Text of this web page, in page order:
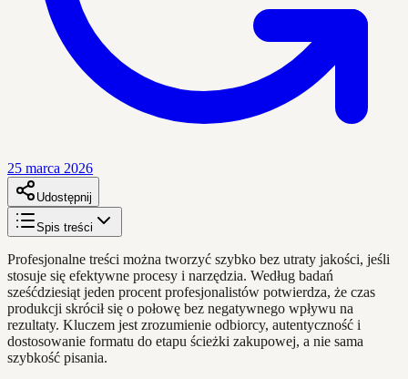
25 marca 2026
Udostępnij
Spis treści
Profesjonalne treści można tworzyć szybko bez utraty jakości, jeśli
stosuje się efektywne procesy i narzędzia. Według badań
sześćdziesiąt jeden procent profesjonalistów potwierdza, że czas
produkcji skrócił się o połowę bez negatywnego wpływu na
rezultaty. Kluczem jest zrozumienie odbiorcy, autentyczność i
dostosowanie formatu do etapu ścieżki zakupowej, a nie sama
szybkość pisania.